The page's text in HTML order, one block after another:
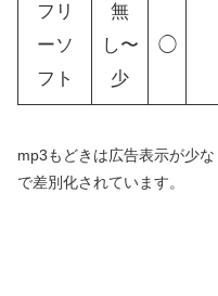
フリ
ーソ
フト
無
し〜
少
◯
mp3もどきは広告表示が少
で差別化されています。